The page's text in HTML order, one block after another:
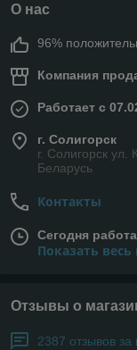
О нас
96%
Компания
Работает с
г. Солигорск
г. Солигорск
Беларусь
Контакты
Сегодня
Показать
Отзывы о
2387 отзывов за